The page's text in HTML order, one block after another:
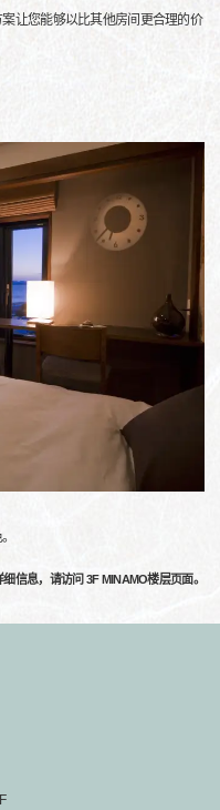
让您能够以比其他房间更合理的价
信息，请访问 3F MINAMO楼层页面。